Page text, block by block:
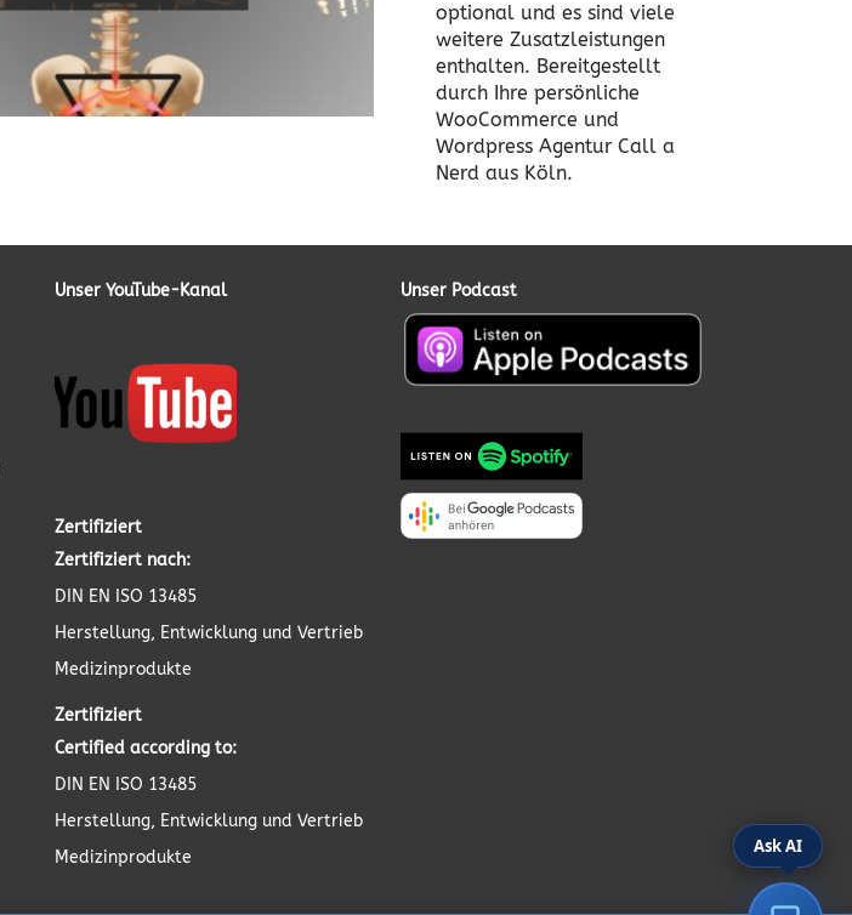
optional und es sind viele
weitere Zusatzleistungen
enthalten. Bereitgestellt
durch Ihre persönliche
WooCommerce und
Wordpress Agentur Call a
Nerd aus Köln.
Unser YouTube-Kanal
Zertifiziert
Zertifiziert nach:
DIN EN ISO 13485
Herstellung, Entwicklung und Vertrieb
Medizinprodukte
Zertifiziert
Certified according to:
DIN EN ISO 13485
Herstellung, Entwicklung und Vertrieb
Medizinprodukte
Unser Podcast
Ask AI